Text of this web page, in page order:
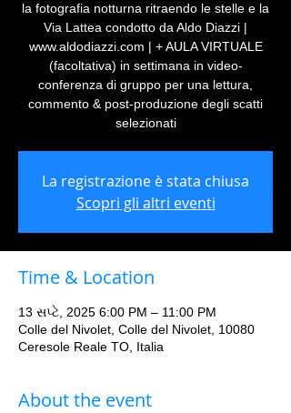
la fotografia notturna ritraendo le stelle e la
Via Lattea condotto da Aldo Diazzi |
www.aldodiazzi.com | + AULA VIRTUALE
(facoltativa) in settimana in video-
conferenza di gruppo per una lettura,
commento & post-produzione degli scatti
selezionati
La registrazione è stata chiusa
Scopri gli altri eventi
Time & Location
13 સપ્ટે, 2025 6:00 PM – 11:00 PM
Colle del Nivolet, Colle del Nivolet, 10080
Ceresole Reale TO, Italia
About the event